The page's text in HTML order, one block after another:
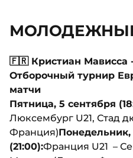
🇫🇷 Кристиан Мависса
Отборочный турнир
матчи
Пятница, 5 сентября
Люксембург U21, Стад
Франция)Понедельник,
(21:00):Франция U21 –